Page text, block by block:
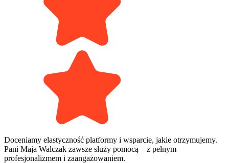
Doceniamy elastyczność platformy i wsparcie, jakie otrzymujemy.
Pani Maja Walczak zawsze służy pomocą – z pełnym
profesjonalizmem i zaangażowaniem.